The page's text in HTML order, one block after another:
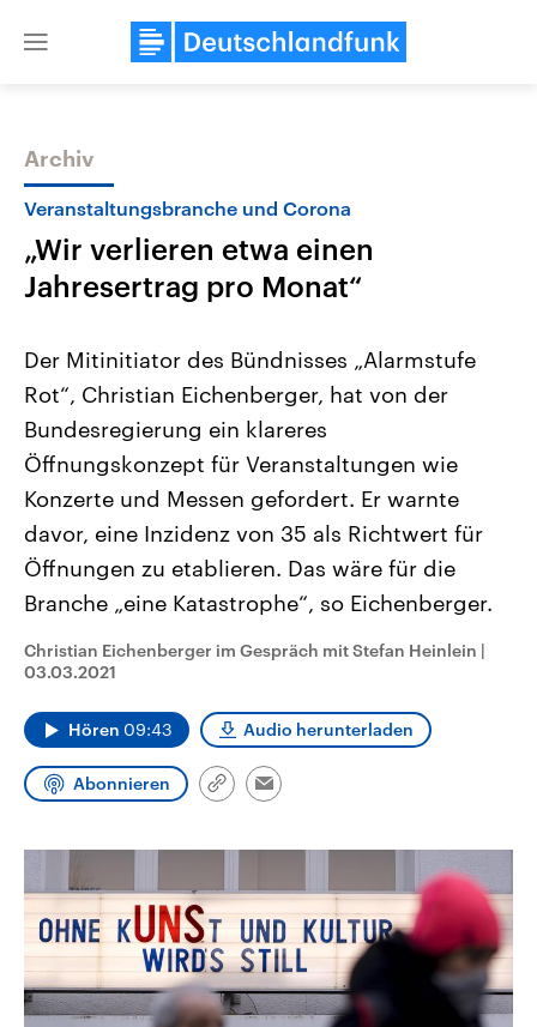
Close
Themen
Landtagswahl Sachsen-Anhalt
2026
Alle Informationen
Sachsen-Anhalt wählt am 6.
September 2026 einen neuen
Landtag. Seit 2021 wird das
Bundesland von einer Koalition aus
Umfragen, Prognosen,
Wahlprogramme, aktuelle Berichte
und Hintergründe zu den Parteien
Wahl.
Aktuelle Beiträge,
Hintergründe
Wirtschaftlich und
gehören die Vereinigten
den mächtigsten Ländern
mit großem Einfluss auf
Sendungen Programm Podcasts
Audio-Archiv
Archiv
Veranstaltungsbranche und Corona
„Wir verlieren etwa einen
Jahresertrag pro Monat“
Der Mitinitiator des Bündnisses „Alarmstufe
Rot“, Christian Eichenberger, hat von der
Bundesregierung ein klareres
Öffnungskonzept für Veranstaltungen wie
Konzerte und Messen gefordert. Er warnte
davor, eine Inzidenz von 35 als Richtwert für
Öffnungen zu etablieren. Das wäre für die
Branche „eine Katastrophe“, so Eichenberger.
Christian Eichenberger im Gespräch mit Stefan Heinlein |
03.03.2021
Hören 09:43 Audio herunterladen
Abonnieren
Link
Email